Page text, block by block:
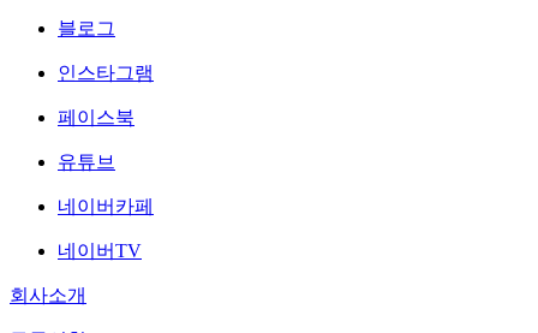
블로그
인스타그램
페이스북
유튜브
네이버카페
네이버TV
회사소개